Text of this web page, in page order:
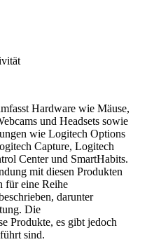
Hardware wie Mäuse,
und Headsets sowie
wie Logitech Options
Capture, Logitech
Center und SmartHabits.
mit diesen Produkten
für eine Reihe
darunter
Die
Produkte, es gibt jedoch
sind.